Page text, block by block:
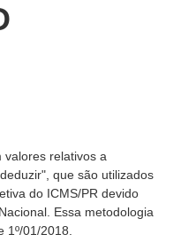
relativos a
que são utilizados
do ICMS/PR devido
Essa metodologia
01/2018.